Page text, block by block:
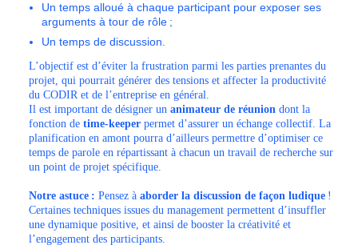
Un temps alloué à chaque participant pour exposer ses
arguments à tour de rôle ;
Un temps de discussion.
L’objectif est d’éviter la frustration parmi les parties prenantes du
projet, qui pourrait générer des tensions et affecter la productivité
du CODIR et de l’entreprise en général.
Il est important de désigner un animateur de réunion dont la
fonction de time-keeper permet d’assurer un échange collectif. La
planification en amont pourra d’ailleurs permettre d’optimiser ce
temps de parole en répartissant à chacun un travail de recherche sur
un point de projet spécifique.
Notre astuce : Pensez à aborder la discussion de façon ludique !
Certaines techniques issues du management permettent d’insuffler
une dynamique positive, et ainsi de booster la créativité et
l’engagement des participants.